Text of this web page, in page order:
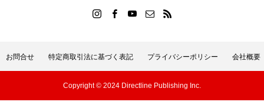
お問合せ 特定商取引法に基づく表記 プライバシーポリシー 会社概要
Copyright © 2024 Directline Publishing Inc.